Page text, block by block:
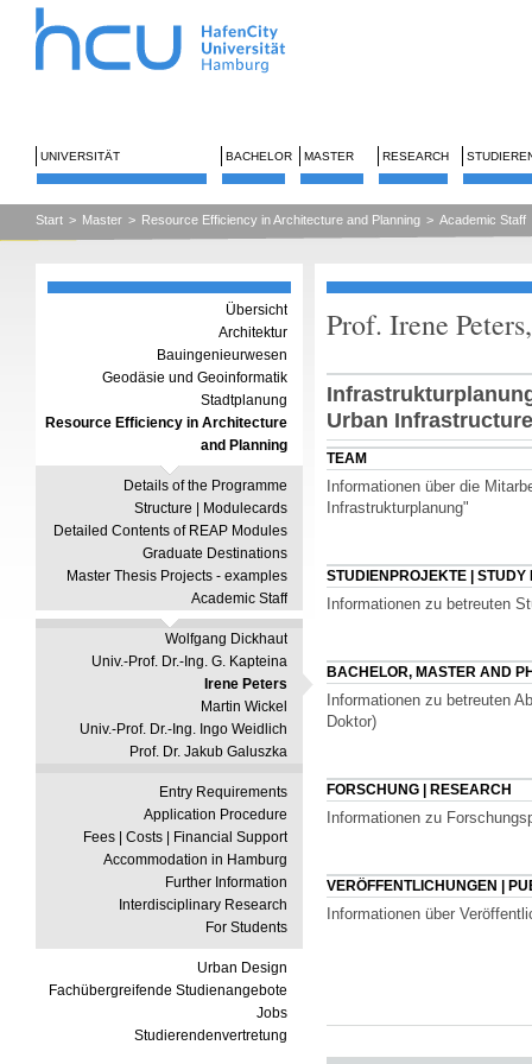
UNIVERSITÄT BACHELOR MASTER RESEARCH
Start > Master > Resource Efficiency in Architecture and Planning > Academic Staff
Übersicht
Architektur
Bauingenieurwesen
Geodäsie und Geoinformatik
Stadtplanung
Resource Efficiency in Architecture
and Planning
Details of the Programme
Structure | Modulecards
Detailed Contents of REAP Modules
Graduate Destinations
Master Thesis Projects - examples
Academic Staff
Wolfgang Dickhaut
Univ.-Prof. Dr.-Ing. G. Kapteina
Irene Peters
Martin Wickel
Univ.-Prof. Dr.-Ing. Ingo Weidlich
Prof. Dr. Jakub Galuszka
Entry Requirements
Application Procedure
Fees | Costs | Financial Support
Accommodation in Hamburg
Further Information
Interdisciplinary Research
For Students
Urban Design
Fachübergreifende Studienangebote
Jobs
Studierendenvertretung
Prof. Irene
Urban
TEAM
Informationen über die
Infrastrukturplanung"
STUDIENPROJEKTE | STUDY
Informationen zu betreuten
BACHELOR, MASTER AND
Informationen zu betreuten
Doktor)
FORSCHUNG | RESEARCH
Informationen zu
VERÖFFENTLICHUNGEN |
Informationen über